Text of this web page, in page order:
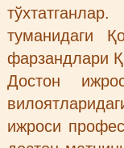
туманидаги
фарзандлари
Достон
ижроси